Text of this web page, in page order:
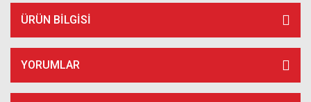
ÜRÜN BILGISI
YORUMLAR